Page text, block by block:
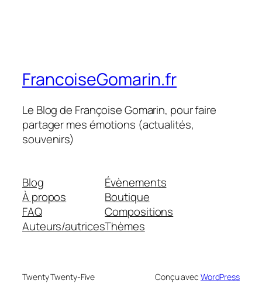
FrancoiseGomarin.fr
Le Blog de Françoise Gomarin, pour faire
partager mes émotions (actualités,
souvenirs)
Blog
À propos
FAQ
Auteurs/autrices
Évènements
Boutique
Compositions
Thèmes
Twenty Twenty-Five Conçu avec WordPress